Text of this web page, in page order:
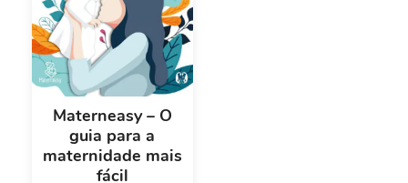
Materneasy – O
guia para a
maternidade mais
fácil